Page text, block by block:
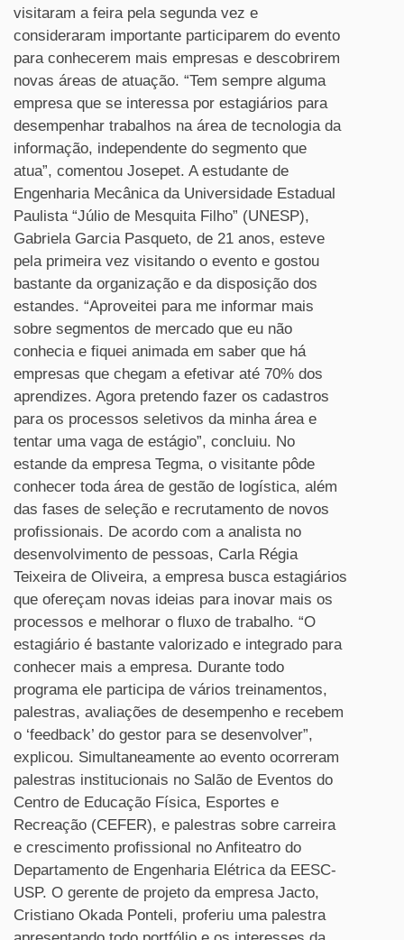
visitaram a feira pela segunda vez e
consideraram importante participarem do evento
para conhecerem mais empresas e descobrirem
novas áreas de atuação. “Tem sempre alguma
empresa que se interessa por estagiários para
desempenhar trabalhos na área de tecnologia da
informação, independente do segmento que
atua”, comentou Josepet. A estudante de
Engenharia Mecânica da Universidade Estadual
Paulista “Júlio de Mesquita Filho” (UNESP),
Gabriela Garcia Pasqueto, de 21 anos, esteve
pela primeira vez visitando o evento e gostou
bastante da organização e da disposição dos
estandes. “Aproveitei para me informar mais
sobre segmentos de mercado que eu não
conhecia e fiquei animada em saber que há
empresas que chegam a efetivar até 70% dos
aprendizes. Agora pretendo fazer os cadastros
para os processos seletivos da minha área e
tentar uma vaga de estágio”, concluiu. No
estande da empresa Tegma, o visitante pôde
conhecer toda área de gestão de logística, além
das fases de seleção e recrutamento de novos
profissionais. De acordo com a analista no
desenvolvimento de pessoas, Carla Régia
Teixeira de Oliveira, a empresa busca estagiários
que ofereçam novas ideias para inovar mais os
processos e melhorar o fluxo de trabalho. “O
estagiário é bastante valorizado e integrado para
conhecer mais a empresa. Durante todo
programa ele participa de vários treinamentos,
palestras, avaliações de desempenho e recebem
o ‘feedback’ do gestor para se desenvolver”,
explicou. Simultaneamente ao evento ocorreram
palestras institucionais no Salão de Eventos do
Centro de Educação Física, Esportes e
Recreação (CEFER), e palestras sobre carreira
e crescimento profissional no Anfiteatro do
Departamento de Engenharia Elétrica da EESC-
USP. O gerente de projeto da empresa Jacto,
Cristiano Okada Ponteli, proferiu uma palestra